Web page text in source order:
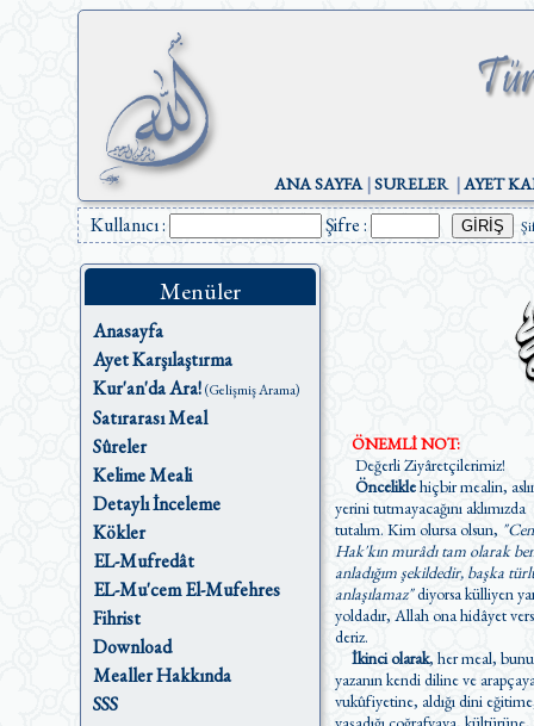
ANA SAYFA|SURELER|AYET
Kullanıcı : Şifre :
Menüler
Anasayfa
Ayet Karşılaştırma
Kur'an'da Ara!(Gelişmiş Arama)
Satırarası Meal
Sûreler
Kelime Meali
Detaylı İnceleme
Kökler
EL-Mufredât
EL-Mu'cem El-Mufehres
Fihrist
Download
Mealler Hakkında
SSS
ÖNEMLİ NOT:
Değerli Ziyâretçilerimiz!
Önceliklehiçbir mealin,
yerini tutmayacağını aklımızda
tutalım. Kim olursa olsun,
Hak'kın murâdı tam olarak
anladığım şekildedir, başka
anlaşılamaz"diyorsa külliyen
yoldadır, Allah ona hidâyet versin
deriz.
İkinci olarak, her meal, bunu
yazanın kendi diline ve
vukûfiyetine, aldığı dini